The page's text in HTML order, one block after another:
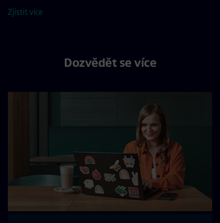
Zjistit více
Dozvědět se více